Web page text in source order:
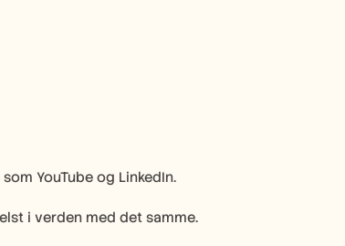
YouTube og LinkedIn.
i verden med det samme.